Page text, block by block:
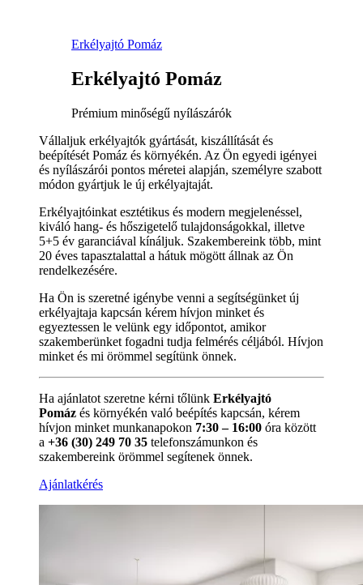
Erkélyajtó Pomáz
Erkélyajtó Pomáz
Prémium minőségű nyílászárók
Vállaljuk erkélyajtók gyártását, kiszállítását és
beépítését Pomáz és környékén. Az Ön egyedi igényei
és nyílászárói pontos méretei alapján, személyre szabott
módon gyártjuk le új erkélyajtaját.
Erkélyajtóinkat esztétikus és modern megjelenéssel,
kiváló hang- és hőszigetelő tulajdonságokkal, illetve
5+5 év garanciával kínáljuk. Szakembereink több, mint
20 éves tapasztalattal a hátuk mögött állnak az Ön
rendelkezésére.
Ha Ön is szeretné igénybe venni a segítségünket új
erkélyajtaja kapcsán kérem hívjon minket és
egyeztessen le velünk egy időpontot, amikor
szakemberünket fogadni tudja felmérés céljából. Hívjon
minket és mi örömmel segítünk önnek.
Ha ajánlatot szeretne kérni tőlünk Erkélyajtó
Pomáz és környékén való beépítés kapcsán, kérem
hívjon minket munkanapokon 7:30 – 16:00 óra között
a +36 (30) 249 70 35 telefonszámunkon és
szakembereink örömmel segítenek önnek.
Ajánlatkérés